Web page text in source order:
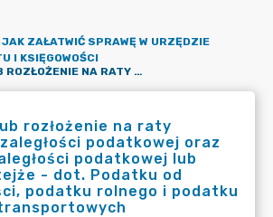
JAK ZAŁATWIĆ SPRAWĘ W URZĘDZIE
I KSIĘGOWOŚCI
ODROCZENIE LUB ROZŁOŻENIE NA RATY PODATKU LUB ZALEGŁOŚCI PODATKOWEJ ORAZ UMORZENIE ZALEGŁOŚCI PODATKOWEJ LUB ODSETEK OD TEJŻE - DOT. PODATKU OD NIERUCHOMOŚCI, PODATKU ROLNEGO I PODATKU OD ŚRODKÓW TRANSPORTOWYCH
rozłożenie na raty
podatkowej oraz
podatkowej lub
- dot. Podatku od
podatku rolnego i podatku